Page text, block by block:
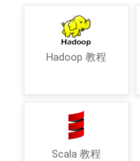
Hadoop 教程
Scala 教程